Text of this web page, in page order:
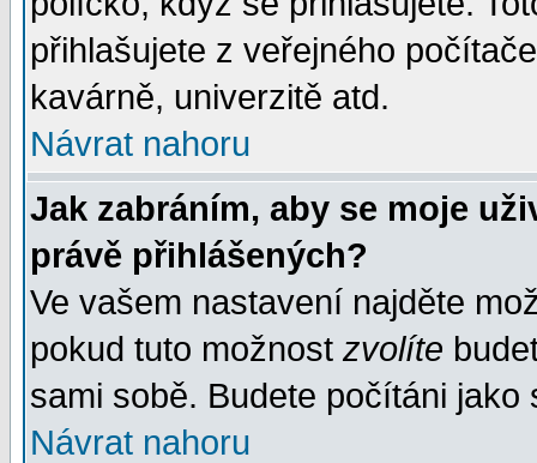
přihlašujete z veřejného
kavárně, univerzitě atd.
Návrat nahoru
Jak zabráním, aby se moje
právě přihlášených?
Ve vašem nastavení najděte
pokud tuto možnost zvolíte
sami sobě. Budete počítáni jako
Návrat nahoru